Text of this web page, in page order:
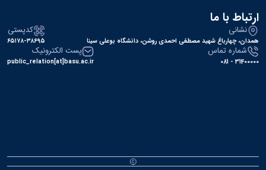
ارتباط با ما
نشانی
همدان، چهارباغ شهید مصطفی احمدی روشن، دانشگاه بوعلی سینا
کدپستی
۶۵۱۷۸-۳۸۶۹۵
شماره تماس
31400000 - 081
پست الکترونیک
public_relation[at]basu.ac.ir